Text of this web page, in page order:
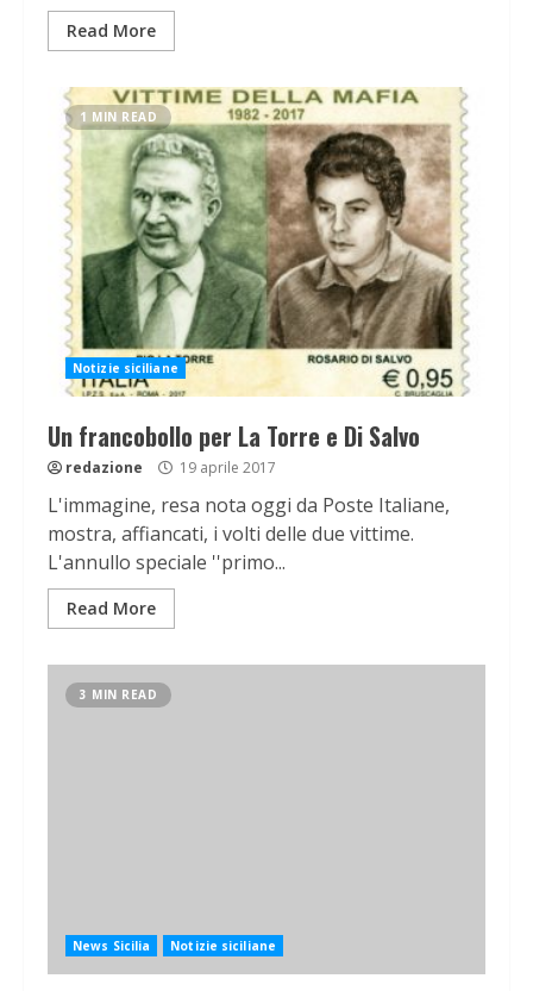
Read More
1 MIN READ
Notizie siciliane
Un francobollo per La Torre e Di Salvo
redazione 19 aprile 2017
L'immagine, resa nota oggi da Poste Italiane,
mostra, affiancati, i volti delle due vittime.
L'annullo speciale ''primo...
Read More
3 MIN READ
News Sicilia Notizie siciliane